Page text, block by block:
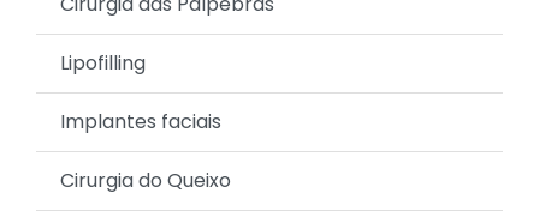
Lipofilling
Implantes faciais
Cirurgia do Queixo